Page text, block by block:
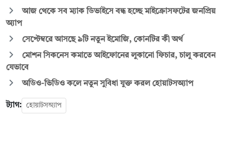
আজ থেকে সব ম্যাক ডিভাইসে বন্ধ হচ্ছে মাইক্রোসফটের জনপ্রিয়
অ্যাপ
সেপ্টেম্বরে আসছে ৯টি নতুন ইমোজি, কোনটির কী অর্থ
মোশন সিকনেস কমাতে আইফোনের লুকানো ফিচার, চালু করবেন
যেভাবে
অডিও-ভিডিও কলে নতুন সুবিধা যুক্ত করল হোয়াটসঅ্যাপ
ট্যাগ: হোয়াটসঅ্যাপ